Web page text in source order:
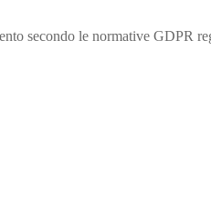
secondo le normative GDPR